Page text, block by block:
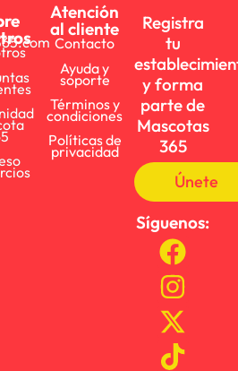
Atención
al cliente
Contacto
Ayuda y
soporte
Términos y
condiciones
Políticas de
privacidad
Registra
tu
y forma
parte de
Mascotas
365
Únete
Síguenos: